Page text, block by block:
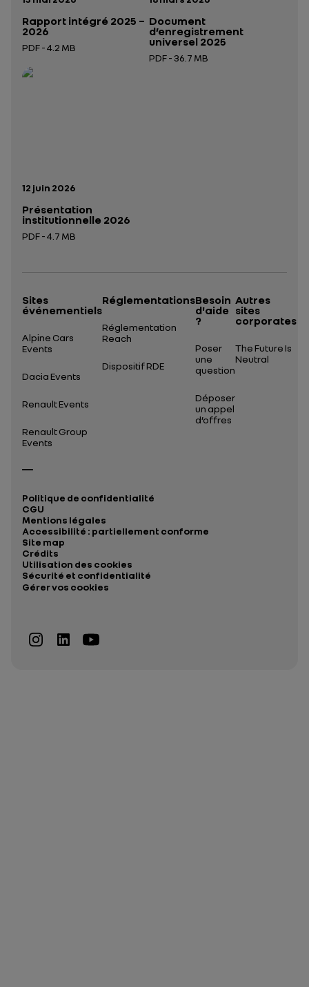
Rapport intégré 2025 –
2026
PDF - 4.2 MB
Ouverture dans un nouvel onglet
Document
d’enregistrement
universel 2025
PDF - 36.7 MB
Date de publication:
12 juin 2026
Présentation
institutionnelle 2026
PDF - 4.7 MB
Sites
événementiels
Alpine Cars
Events
Dacia Events
Renault Events
Renault Group
Events
Réglementations
Réglementation
Reach
Dispositif RDE
Besoin
d'aide
?
Poser
une
question
Déposer
un appel
d’offres
Autres
sites
corporates
The Future Is
Neutral
Politique de confidentialité
CGU
Mentions légales
Accessibilité : partiellement conforme
Site map
Crédits
Utilisation des cookies
Sécurité et confidentialité
Gérer vos cookies